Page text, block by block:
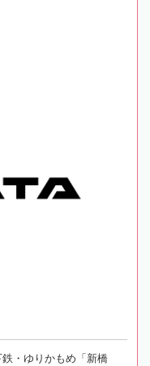
・ゆりかもめ「新橋